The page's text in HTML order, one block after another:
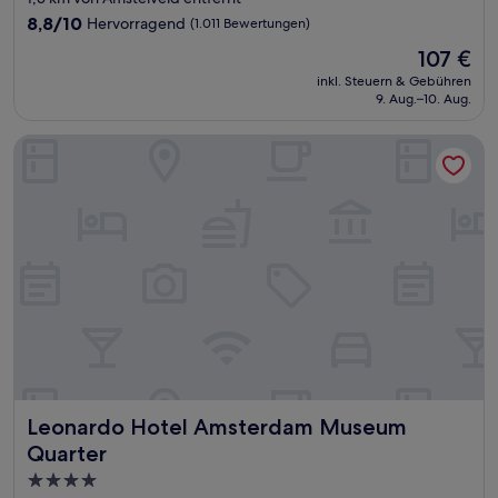
Unterkunft
8.8
8,8/10 Hervorragend (1.011 Bewertungen)
Der
Preis
beträgt
107 €
inkl. Steuern & Gebühren
9. Aug.–10. Aug.
Leonardo Hotel Amsterdam Museum
Quarter
Leonardo Hotel Amsterdam Museum Quarter
4.0-